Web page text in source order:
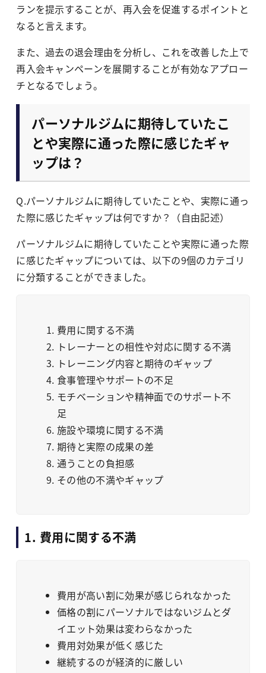
ランを提示することが、再入会を促進するポイントと
なると言えます。
また、過去の退会理由を分析し、これを改善した上で
再入会キャンペーンを展開することが有効なアプロー
チとなるでしょう。
パーソナルジムに期待していたこ
とや実際に通った際に感じたギャ
ップは？
Q.パーソナルジムに期待していたことや、実際に通っ
た際に感じたギャップは何ですか？（自由記述）
パーソナルジムに期待していたことや実際に通った際
に感じたギャップについては、以下の9個のカテゴリ
に分類することができました。
費用に関する不満
トレーナーとの相性や対応に関する不満
トレーニング内容と期待のギャップ
食事管理やサポートの不足
モチベーションや精神面でのサポート不
足
施設や環境に関する不満
期待と実際の成果の差
通うことの負担感
その他の不満やギャップ
1. 費用に関する不満
費用が高い割に効果が感じられなかった
価格の割にパーソナルではないジムとダ
イエット効果は変わらなかった
費用対効果が低く感じた
継続するのが経済的に厳しい